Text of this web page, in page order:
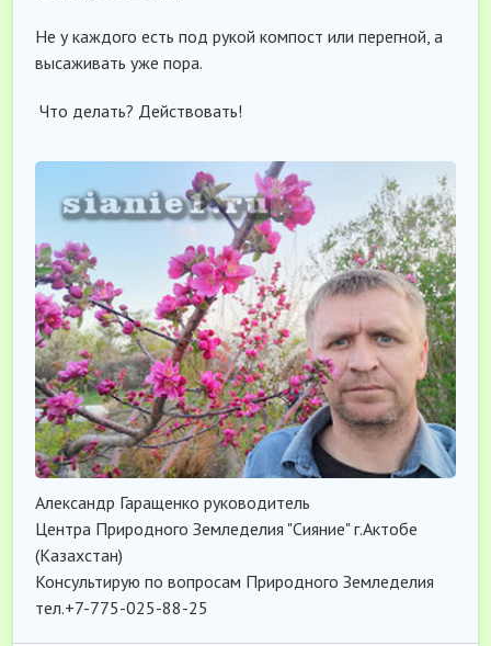
Не у каждого есть под рукой компост или перегной, а
высаживать уже пора.
Что делать? Действовать!
Александр Гаращенко руководитель
Центра Природного Земледелия "Сияние" г.Актобе
(Казахстан)
Консультирую по вопросам Природного Земледелия
тел.+7-775-025-88-25